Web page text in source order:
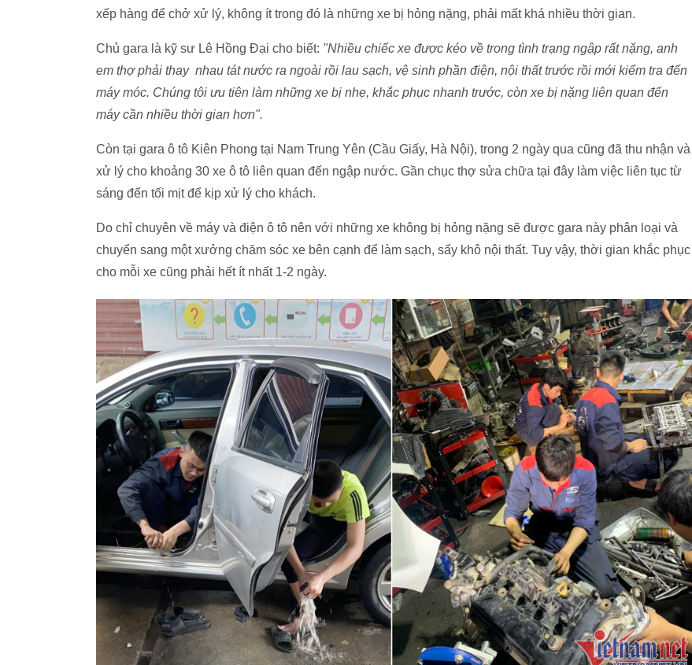
xếp hàng để chở xử lý, không ít trong đó là những xe bị hỏng nặng, phải mất khá nhiều thời gian.
Chủ gara là kỹ sư Lê Hồng Đại cho biết: "Nhiều chiếc xe được kéo về trong tình trạng ngập rất nặng, anh
em thợ phải thay nhau tát nước ra ngoài rồi lau sạch, vệ sinh phần điện, nội thất trước rồi mới kiểm tra đến
máy móc. Chúng tôi ưu tiên làm những xe bị nhẹ, khắc phục nhanh trước, còn xe bị nặng liên quan đến
máy cần nhiều thời gian hơn".
Còn tại gara ô tô Kiên Phong tại Nam Trung Yên (Cầu Giấy, Hà Nội), trong 2 ngày qua cũng đã thu nhận và
xử lý cho khoảng 30 xe ô tô liên quan đến ngập nước. Gần chục thợ sửa chữa tại đây làm việc liên tục từ
sáng đến tối mịt để kịp xử lý cho khách.
Do chỉ chuyên về máy và điện ô tô nên với những xe không bị hỏng nặng sẽ được gara này phân loại và
chuyển sang một xưởng chăm sóc xe bên cạnh để làm sạch, sấy khô nội thất. Tuy vậy, thời gian khắc phục
cho mỗi xe cũng phải hết ít nhất 1-2 ngày.